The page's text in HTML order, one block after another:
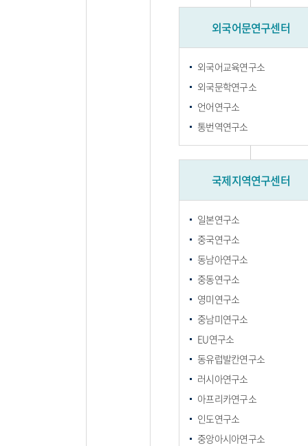
외국어문연구센터
외국어교육연구소
외국문학연구소
언어연구소
통번역연구소
국제지역연구센터
일본연구소
중국연구소
동남아연구소
중동연구소
영미연구소
중남미연구소
EU연구소
동유럽발칸연구소
러시아연구소
아프리카연구소
인도연구소
중앙아시아연구소